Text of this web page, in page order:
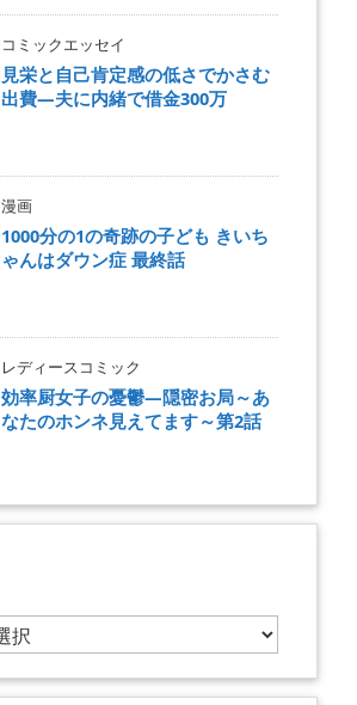
コミックエッセイ
見栄と自己肯定感の低さでかさむ
出費―夫に内緒で借金300万
漫画
1000分の1の奇跡の子ども きいち
ゃんはダウン症 最終話
レディースコミック
効率厨女子の憂鬱―隠密お局～あ
なたのホンネ見えてます～第2話